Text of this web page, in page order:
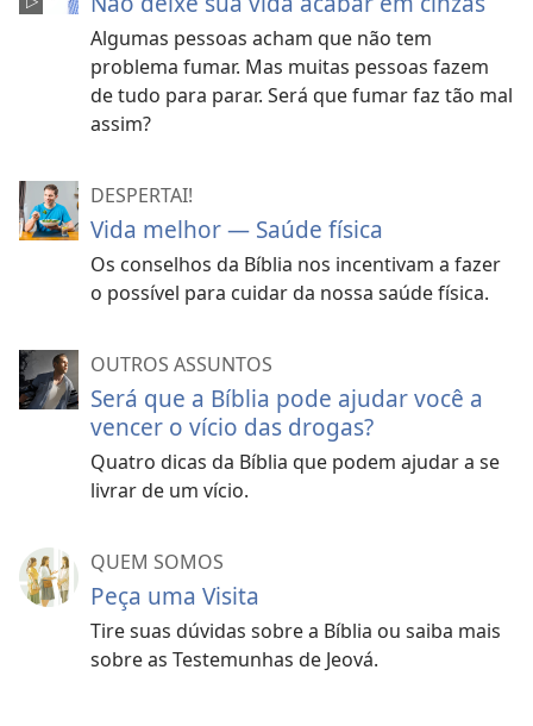
Algumas pessoas acham que não tem
problema fumar. Mas muitas pessoas fazem
de tudo para parar. Será que fumar faz tão mal
assim?
DESPERTAI!
Vida melhor — Saúde física
Os conselhos da Bíblia nos incentivam a fazer
o possível para cuidar da nossa saúde física.
OUTROS ASSUNTOS
Será que a Bíblia pode ajudar você a
vencer o vício das drogas?
Quatro dicas da Bíblia que podem ajudar a se
livrar de um vício.
QUEM SOMOS
Peça uma Visita
Tire suas dúvidas sobre a Bíblia ou saiba mais
sobre as Testemunhas de Jeová.